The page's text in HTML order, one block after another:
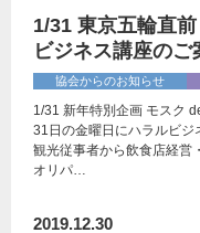
1/31 東京五輪直
ビジネス講座のご
協会からのお知らせ
1/31 新年特別企画 モスク
31日の金曜日にハラルビジ
観光従事者から飲食店経営
オリパ…
2019.12.30